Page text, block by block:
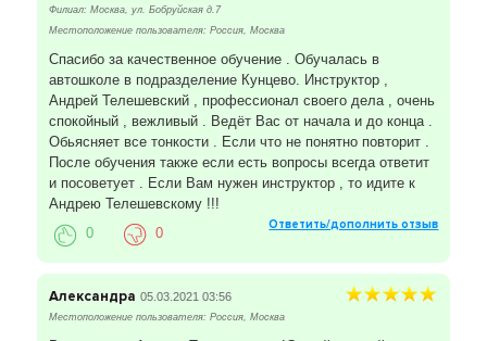
Филиал: Москва, ул. Бобруйская д.7
Местоположение пользователя: Россия, Москва
Спасибо за качественное обучение . Обучалась в
автошколе в подразделение Кунцево. Инструктор ,
Андрей Телешевский , профессионал своего дела , очень
спокойный , вежливый . Ведёт Вас от начала и до конца .
Обьясняет все тонкости . Если что не понятно повторит .
После обучения также если есть вопросы всегда ответит
и посоветует . Если Вам нужен инструктор , то идите к
Андрею Телешевскому !!!
Ответить/дополнить отзыв
0 0
Александра 05.03.2021 03:56
Местоположение пользователя: Россия, Москва